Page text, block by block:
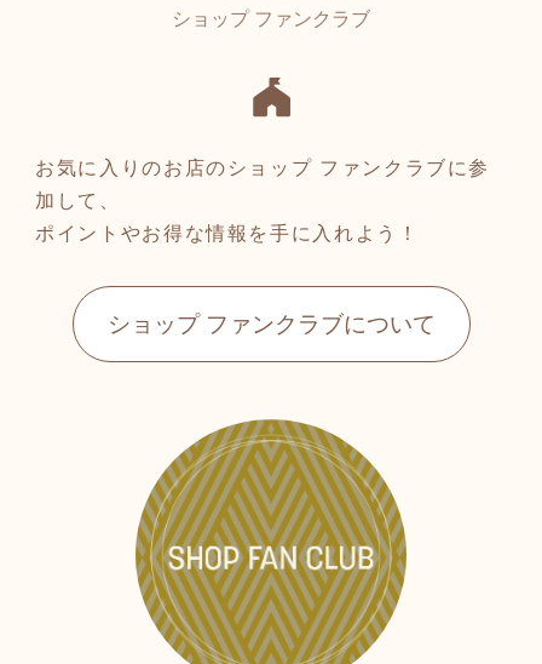
お気に入りのお店のショップ ファンクラブに参
加して、
ポイントやお得な情報を手に入れよう！
ショップ ファンクラブについて